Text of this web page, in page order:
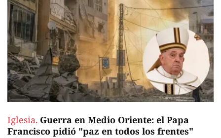
Iglesia. Guerra en Medio Oriente: el Papa
Francisco pidió "paz en todos los frentes"